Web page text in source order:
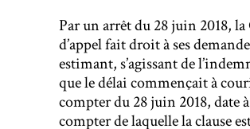
Par un arrêt du 28 juin 2018,
d’appel fait droit à ses
estimant, s’agissant de
que le délai commençait à
compter du 28 juin 2018, date à
compter de laquelle la clause